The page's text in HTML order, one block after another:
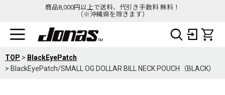
商品8,000円以上で送料、代引き手数料 無料！
（※沖縄県を除きます）
TOP > BlackEyePatch
> BlackEyePatch/SMALL OG DOLLAR BILL NECK POUCH（BLACK）